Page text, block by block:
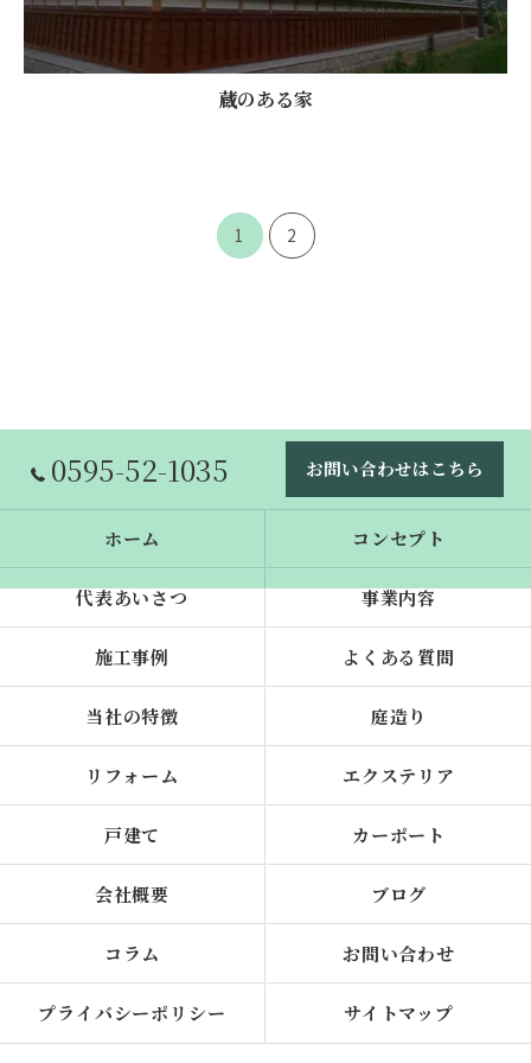
蔵のある家
1 2
0595-52-1035 お問い合わせはこちら
ホーム コンセプト
代表あいさつ 事業内容
施工事例 よくある質問
当社の特徴 庭造り
リフォーム エクステリア
戸建て カーポート
会社概要 ブログ
コラム お問い合わせ
プライバシーポリシー サイトマップ